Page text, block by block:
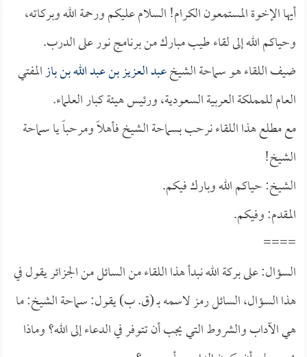
أيها الإخوة المستمعون الكرام! السلام عليكم ورحمة الله وبركاته،
وحياكم الله إلى لقاء طيب مبارك من برنامج نور على الدرب.
ضيف اللقاء هو سماحة الشيخعبد العزيز بن عبد الله بن بازالمفتي
العام للمملكة العربية السعودية، ورئيس هيئة كبار العلماء.
مع مطلع هذا اللقاء نرحب بسماحة الشيخ فأهلاً ومرحباً يا سماحة
الشيخ!
الشيخ: حياكم الله وبارك فيكم.
المقدم: وفيكم.
====
السؤال: على بركة الله نبدأ هذا اللقاء من السائل من الجزائر يقول في
هذا السؤال، السائل رمز لاسمه بـ (ق. ب) يقول: سماحة الشيخ: ما
هي الآداب والشروط التي يجب أن تتوفر في الدعاء إلى الله؟ وماذا